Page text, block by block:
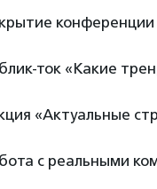
конференции
ток «Какие
«Актуальные
с реальными